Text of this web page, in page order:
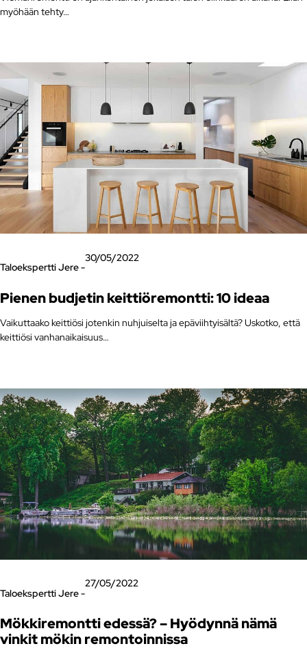
myöhään tehty…
Taloekspertti Jere -
30/05/2022
Pienen budjetin keittiöremontti: 10 ideaa
Vaikuttaako keittiösi jotenkin nuhjuiselta ja epäviihtyisältä? Uskotko, että
keittiösi vanhanaikaisuus…
Taloekspertti Jere -
27/05/2022
Mökkiremontti edessä? – Hyödynnä nämä
vinkit mökin remontoinnissa